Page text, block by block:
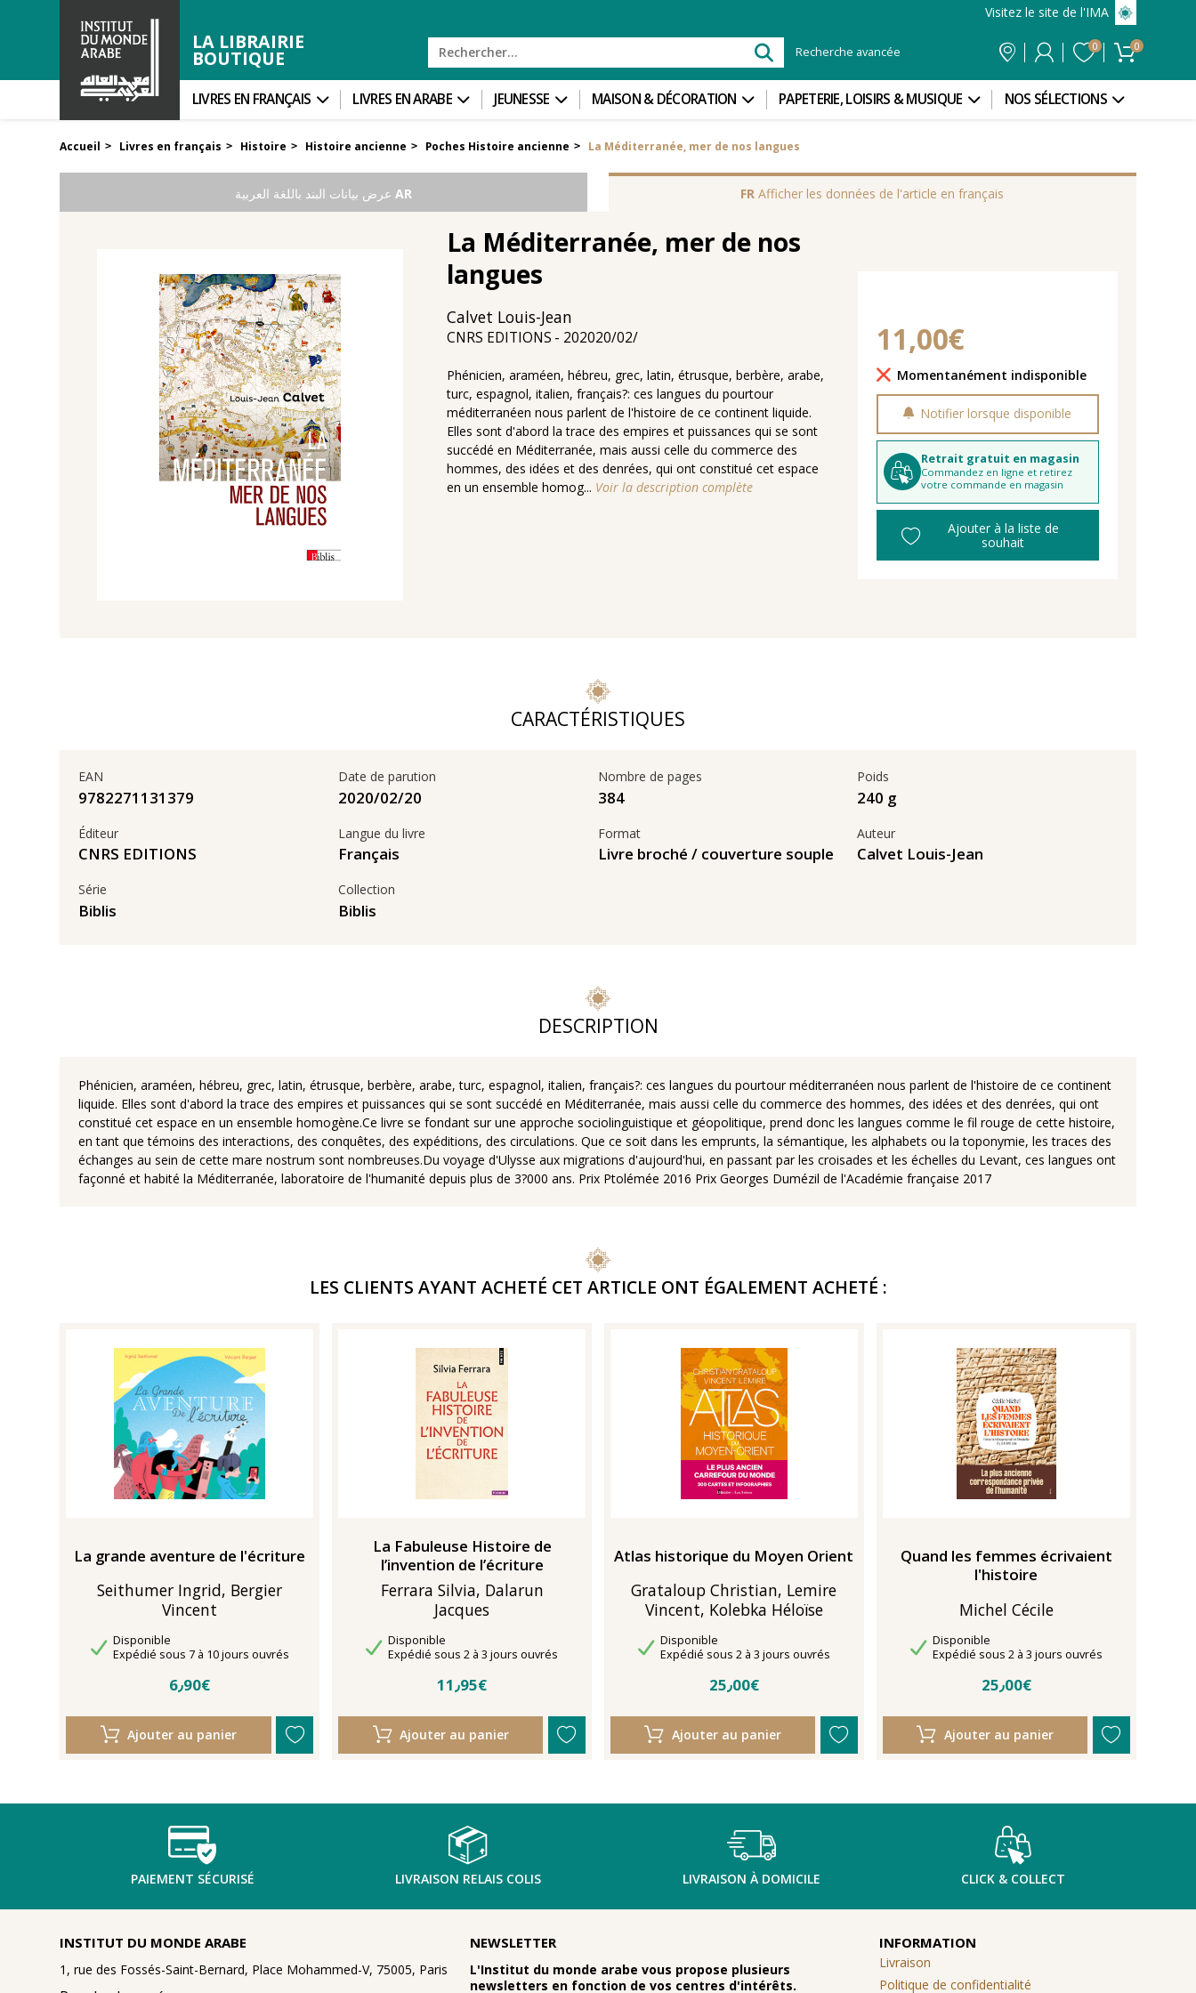
Visitez le site de l'IMA
LA LIBRAIRIE
BOUTIQUE Recherche avancée 0 0
LIVRES EN FRANÇAIS LIVRES EN ARABE JEUNESSE MAISON & DÉCORATION PAPETERIE, LOISIRS & MUSIQUE NOS SÉLECTIONS
Accueil > Livres en français > Histoire > Histoire ancienne > Poches Histoire ancienne > La Méditerranée, mer de nos langues
ARعرض بيانات البند باللغة العربية FR Afficher les données de l'article en français
La Méditerranée, mer de nos
langues
Calvet Louis-Jean
CNRS EDITIONS 20‏/02‏/2020
Phénicien, araméen, hébreu, grec, latin, étrusque, berbère, arabe,
turc, espagnol, italien, français?: ces langues du pourtour
méditerranéen nous parlent de l'histoire de ce continent liquide.
Elles sont d'abord la trace des empires et puissances qui se sont
succédé en Méditerranée, mais aussi celle du commerce des
hommes, des idées et des denrées, qui ont constitué cet espace
en un ensemble homog... Voir la description complète
11,00€
Délais de livraison
Momentanément indisponible
Notifier lorsque disponible
Retrait gratuit en magasin
Commandez en ligne et retirez
votre commande en magasin
Ajouter à la liste de
souhait
CARACTÉRISTIQUES
EAN
9782271131379
Date de parution
20‏/02‏/2020
Poids
240 g
Auteur
Calvet Louis-Jean
Série
Biblis
Éditeur
CNRS EDITIONS
Collection
Biblis
Nombre de pages
384
Langue du livre
Français
Format
Livre broché / couverture souple
DESCRIPTION
Phénicien, araméen, hébreu, grec, latin, étrusque, berbère, arabe, turc, espagnol, italien, français?: ces langues du pourtour méditerranéen nous parlent de l'histoire de ce continent
liquide. Elles sont d'abord la trace des empires et puissances qui se sont succédé en Méditerranée, mais aussi celle du commerce des hommes, des idées et des denrées, qui ont
constitué cet espace en un ensemble homogène.Ce livre se fondant sur une approche sociolinguistique et géopolitique, prend donc les langues comme le fil rouge de cette histoire,
en tant que témoins des interactions, des conquêtes, des expéditions, des circulations. Que ce soit dans les emprunts, la sémantique, les alphabets ou la toponymie, les traces des
échanges au sein de cette mare nostrum sont nombreuses.Du voyage d'Ulysse aux migrations d'aujourd'hui, en passant par les croisades et les échelles du Levant, ces langues ont
façonné et habité la Méditerranée, laboratoire de l'humanité depuis plus de 3?000 ans. Prix Ptolémée 2016 Prix Georges Dumézil de l'Académie française 2017
LES CLIENTS AYANT ACHETÉ CET ARTICLE ONT ÉGALEMENT ACHETÉ :
La grande aventure de l'écriture
Seithumer Ingrid, Bergier
Vincent
Disponibilité
Disponible
Délais de livraison
Expédié sous 7 à 10 jours ouvrés
6٫90€
Ajouter au panier
La Fabuleuse Histoire de
l’invention de l’écriture
Ferrara Silvia, Dalarun
Jacques
Disponibilité
Disponible
Délais de livraison
Expédié sous 2 à 3 jours ouvrés
11٫95€
Ajouter au panier
Atlas historique du Moyen Orient
Grataloup Christian, Lemire
Vincent, Kolebka Héloïse
Disponibilité
Disponible
Délais de livraison
Expédié sous 2 à 3 jours ouvrés
25٫00€
Ajouter au panier
Quand les femmes écrivaient
l'histoire
Michel Cécile
Disponibilité
Disponible
Délais de livraison
Expédié sous 2 à 3 jours ouvrés
25٫00€
Ajouter au panier
PAIEMENT SÉCURISÉ LIVRAISON RELAIS COLIS LIVRAISON À DOMICILE CLICK & COLLECT
INSTITUT DU MONDE ARABE
1, rue des Fossés-Saint-Bernard, Place Mohammed-V, 75005, Paris
NEWSLETTER
L'Institut du monde arabe vous propose plusieurs
newsletters en fonction de vos centres d'intérêts.
INFORMATION
Livraison
Politique de confidentialité